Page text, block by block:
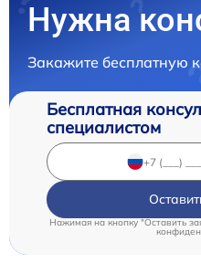
Нужна
Закажите бесплатную
Бесплатная
специалистом
Нажимая на кнопку "Оставить